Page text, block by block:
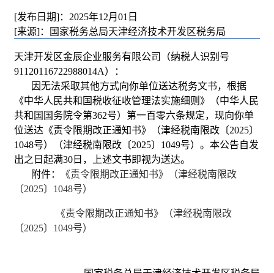
[发布日期]：2025年12月01日
[来源]：国家税务总局天津经济技术开发区税务局
天津开发区金辰企业服务有限公司（纳税人识别号
91120116722988014A）：
因无法采取其他方式向你单位送达税务文书，根据
《中华人民共和国税收征收管理法实施细则》（中华人民
共和国国务院令第362号）第一百零六条规定，现向你单
位送达《责令限期改正通知书》（津经税南限改〔2025〕
1048号）（津经税南限改〔2025〕1049号）。本公告自发
出之日起满30日，上述文书即视为送达。
附件：
《责令限期改正通知书》（津经税南限改
〔2025〕1048号）
《责令限期改正通知书》（津经税南限改
〔2025〕1049号）